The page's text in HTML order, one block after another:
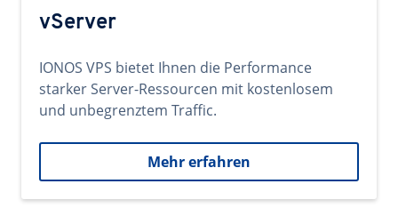
vServer
IONOS VPS bietet Ihnen die Performance
starker Server-Ressourcen mit kostenlosem
und unbegrenztem Traffic.
Mehr erfahren